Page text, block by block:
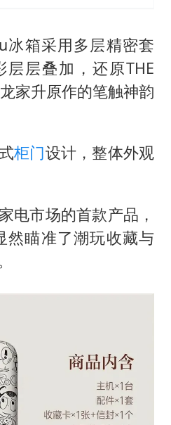
冰箱采用多层精密套
层叠加，还原THE
家升原作的笔触神韵
柜门设计，整体外观
电市场的首款产品，
然瞄准了潮玩收藏与